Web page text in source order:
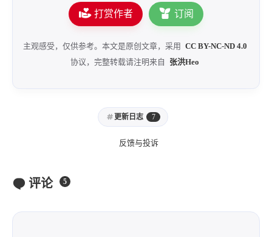
打赏作者 订阅
主观感受，仅供参考。本文是原创文章，采用 CC BY-NC-ND 4.0
协议，完整转载请注明来自
张洪Heo
更新日志 7
反馈与投诉
评论 5